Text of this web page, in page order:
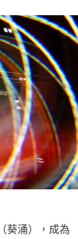
葵涌），成為